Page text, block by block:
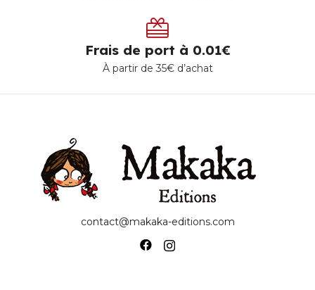
Frais de port à 0.01€
À partir de 35€ d’achat
contact@makaka-editions.com